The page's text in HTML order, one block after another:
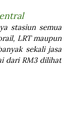
stasiun semua
LRT maupun
sekali jasa
dari RM3 dilihat